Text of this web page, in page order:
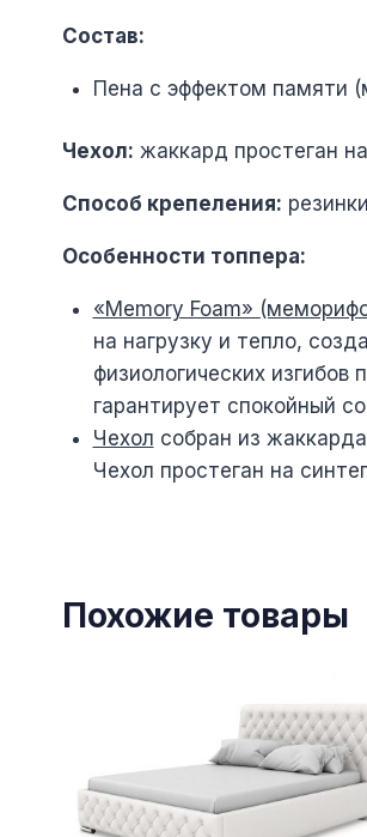
Состав:
Пена с эффектом
Чехол: жаккард простеган
Способ крепеления:
Особенности топпера:
«Memory Foam»
на нагрузку и тепло,
физиологических
гарантирует спокойный
Чехол собран из
Чехол простеган на
Похожие товары